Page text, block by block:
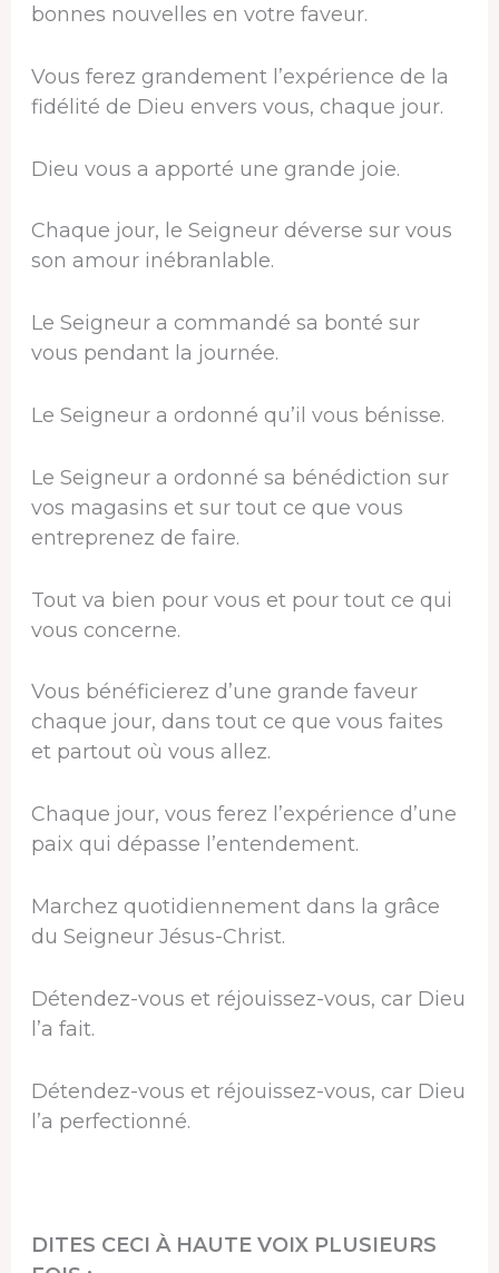
bonnes nouvelles en votre faveur.
Vous ferez grandement l’expérience de la
fidélité de Dieu envers vous, chaque jour.
Dieu vous a apporté une grande joie.
Chaque jour, le Seigneur déverse sur vous
son amour inébranlable.
Le Seigneur a commandé sa bonté sur
vous pendant la journée.
Le Seigneur a ordonné qu’il vous bénisse.
Le Seigneur a ordonné sa bénédiction sur
vos magasins et sur tout ce que vous
entreprenez de faire.
Tout va bien pour vous et pour tout ce qui
vous concerne.
Vous bénéficierez d’une grande faveur
chaque jour, dans tout ce que vous faites
et partout où vous allez.
Chaque jour, vous ferez l’expérience d’une
paix qui dépasse l’entendement.
Marchez quotidiennement dans la grâce
du Seigneur Jésus-Christ.
Détendez-vous et réjouissez-vous, car Dieu
l’a fait.
Détendez-vous et réjouissez-vous, car Dieu
l’a perfectionné.
DITES CECI À HAUTE VOIX PLUSIEURS